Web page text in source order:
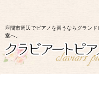
座間市周辺でピアノを習うならグラン
室へ。